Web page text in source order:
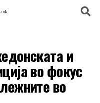
и
во фокус
во